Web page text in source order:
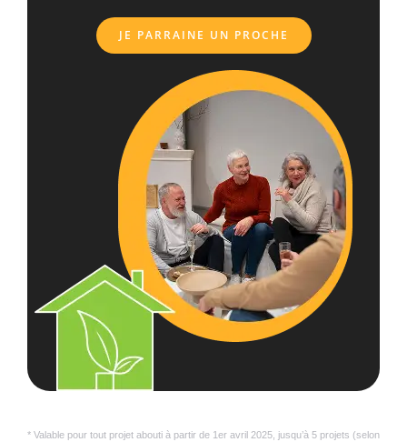
JE PARRAINE UN PROCHE
* Valable pour tout projet abouti à partir de 1er avril 2025, jusqu’à 5 projets (selon